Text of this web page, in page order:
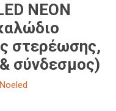
ΝΕΟΝ
στερέωσης,
σύνδεσμος)
Noeled